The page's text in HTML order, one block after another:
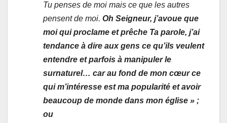
Tu penses de moi mais ce que les autres
pensent de moi. Oh Seigneur, j’avoue que
moi qui proclame et prêche Ta parole, j’ai
tendance à dire aux gens ce qu’ils veulent
entendre et parfois à manipuler le
surnaturel… car au fond de mon cœur ce
qui m’intéresse est ma popularité et avoir
beaucoup de monde dans mon église » ;
ou